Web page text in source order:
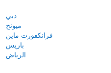
دبي
ميونخ
فرانكفورت ماين
باريس
الرياض